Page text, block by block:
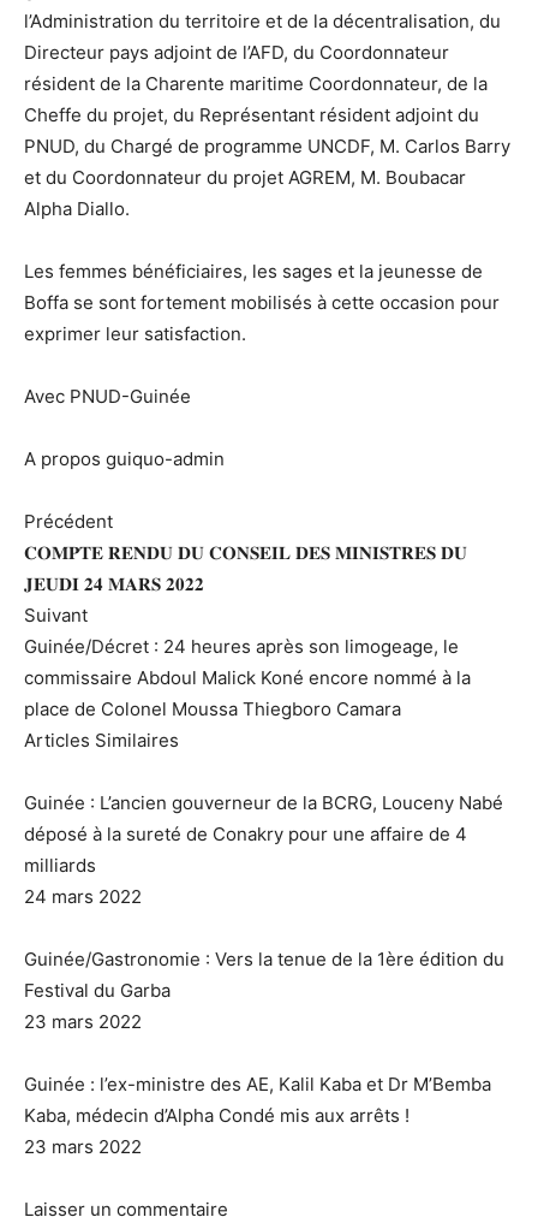
l’Administration du territoire et de la décentralisation, du
Directeur pays adjoint de l’AFD, du Coordonnateur
résident de la Charente maritime Coordonnateur, de la
Cheffe du projet, du Représentant résident adjoint du
PNUD, du Chargé de programme UNCDF, M. Carlos Barry
et du Coordonnateur du projet AGREM, M. Boubacar
Alpha Diallo.
Les femmes bénéficiaires, les sages et la jeunesse de
Boffa se sont fortement mobilisés à cette occasion pour
exprimer leur satisfaction.
Avec PNUD-Guinée
A propos guiquo-admin
Précédent
𝐂𝐎𝐌𝐏𝐓𝐄 𝐑𝐄𝐍𝐃𝐔 𝐃𝐔 𝐂𝐎𝐍𝐒𝐄𝐈𝐋 𝐃𝐄𝐒 𝐌𝐈𝐍𝐈𝐒𝐓𝐑𝐄𝐒 𝐃𝐔
𝐉𝐄𝐔𝐃𝐈 𝟐𝟒 𝐌𝐀𝐑𝐒 𝟐𝟎𝟐𝟐
Suivant
Guinée/Décret : 24 heures après son limogeage, le
commissaire Abdoul Malick Koné encore nommé à la
place de Colonel Moussa Thiegboro Camara
Articles Similaires
Guinée : L’ancien gouverneur de la BCRG, Louceny Nabé
déposé à la sureté de Conakry pour une affaire de 4
milliards
24 mars 2022
Guinée/Gastronomie : Vers la tenue de la 1ère édition du
Festival du Garba
23 mars 2022
Guinée : l’ex-ministre des AE, Kalil Kaba et Dr M’Bemba
Kaba, médecin d’Alpha Condé mis aux arrêts !
23 mars 2022
Laisser un commentaire